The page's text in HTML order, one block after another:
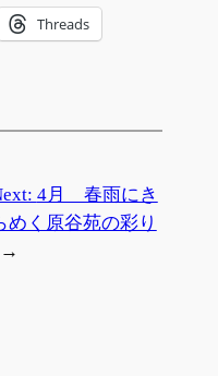
Threads
4月 春雨にき
めく原谷苑の彩り
→